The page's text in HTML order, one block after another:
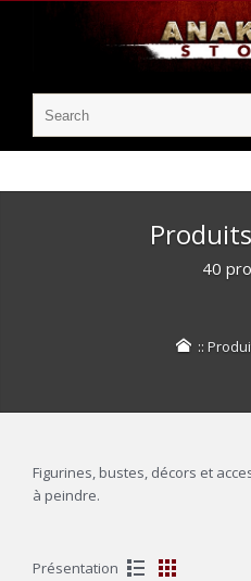
40
::
Figurines, bustes, décors et
à peindre.
Présentation